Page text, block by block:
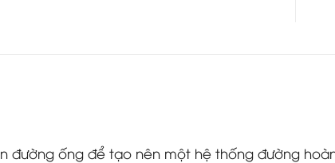
đường ống để tạo nên một hệ thống đường